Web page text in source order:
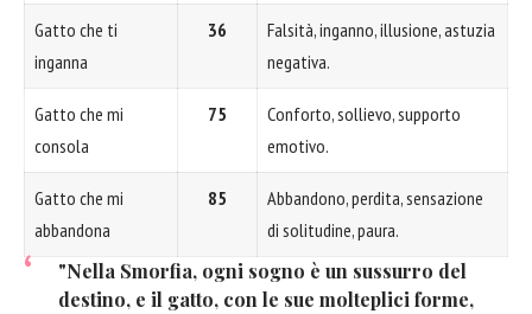
Gatto che ti
inganna
36
Falsità, inganno, illusione, astuzia
negativa.
Gatto che mi
consola
75
Conforto, sollievo, supporto
emotivo.
Gatto che mi
abbandona
85
Abbandono, perdita, sensazione
di solitudine, paura.
"Nella Smorfia, ogni sogno è un sussurro del
destino, e il gatto, con le sue molteplici forme,